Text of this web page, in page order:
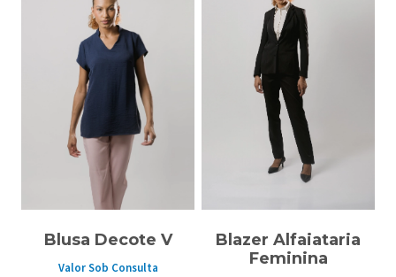
Blusa Decote V
Valor Sob Consulta
Blazer Alfaiataria
Feminina